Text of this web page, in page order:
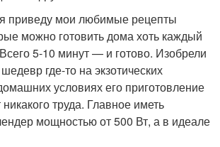
приведу мои любимые рецепты
можно готовить дома хоть каждый
5-10 минут — и готово. Изобрели
где-то на экзотических
условиях его приготовление
труда. Главное иметь
мощностью от 500 Вт, а в идеале